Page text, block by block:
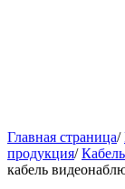
Главная страница/
продукция/
кабель